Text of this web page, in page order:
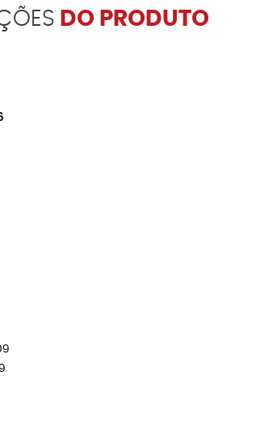
DO PRODUTO